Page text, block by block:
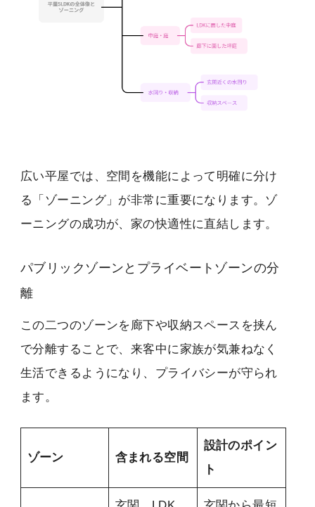
広い平屋では、空間を機能によって明確に分け
る「ゾーニング」が非常に重要になります。ゾ
ーニングの成功が、家の快適性に直結します。
パブリックゾーンとプライベートゾーンの分
離
この二つのゾーンを廊下や収納スペースを挟ん
で分離することで、来客中に家族が気兼ねなく
生活できるようになり、プライバシーが守られ
ます。
ゾーン 含まれる空間
設計のポイン
ト